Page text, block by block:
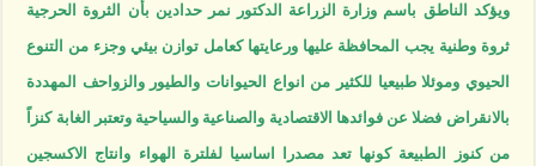
ويؤكد الناطق باسم وزارة الزراعة الدكتور نمر حدادين بأن الثروة الحرجية
ثروة وطنية يجب المحافظة عليها ورعايتها كعامل توازن بيئي وجزء من التنوع
الحيوي وموئلا طبيعيا للكثير من انواع الحيوانات والطيور والزواحف المهددة
بالانقراض فضلا عن فوائدها الاقتصادية والصناعية والسياحية وتعتبر الغابة كنزاً
من كنوز الطبيعة كونها تعد مصدرا اساسيا لفلترة الهواء وانتاج الاكسجين